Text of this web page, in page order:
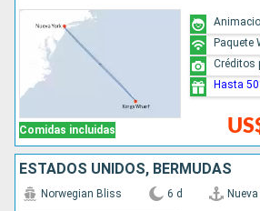
Comidas incluidas
Paquete
Créditos
Hasta
ESTADOS UNIDOS, BERMUDAS
Norwegian Bliss 6 d